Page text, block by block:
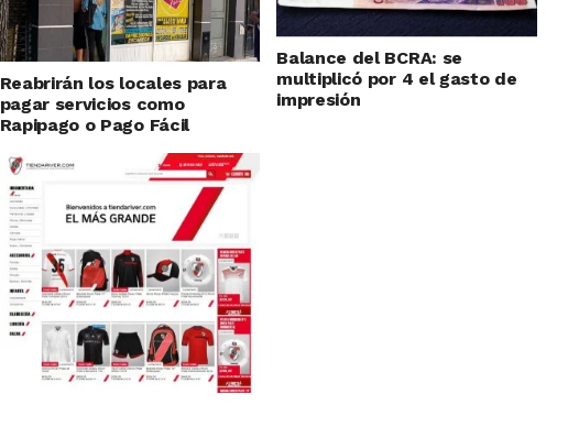
Reabrirán los locales para
pagar servicios como
Rapipago o Pago Fácil
Balance del BCRA: se
multiplicó por 4 el gasto de
impresión